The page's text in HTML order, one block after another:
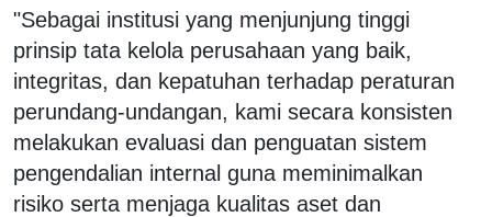
"Sebagai institusi yang menjunjung tinggi
prinsip tata kelola perusahaan yang baik,
integritas, dan kepatuhan terhadap peraturan
perundang-undangan, kami secara konsisten
melakukan evaluasi dan penguatan sistem
pengendalian internal guna meminimalkan
risiko serta menjaga kualitas aset dan